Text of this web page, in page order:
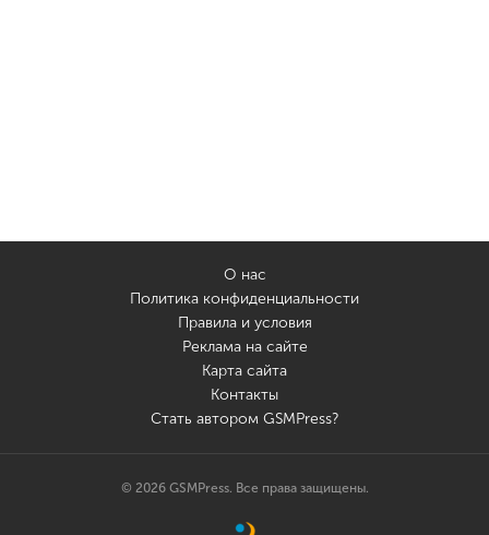
О нас
Политика конфиденциальности
Правила и условия
Реклама на сайте
Карта сайта
Контакты
Стать автором GSMPress?
© 2026 GSMPress. Все права защищены.